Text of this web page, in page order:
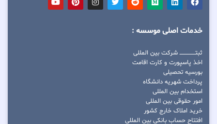
خدمات اصلی موسسه :
ثبتــــــــــــــــ شرکت بین المللی
اخذ پاسپورت و کارت اقامت
بورسیه تحصیلی
پرداخت شهریه دانشگاه
استخدام بین المللی
امور حقوقی بین المللی
خرید املاک خارج کشور
افتتاح حساب بانکی بین المللی